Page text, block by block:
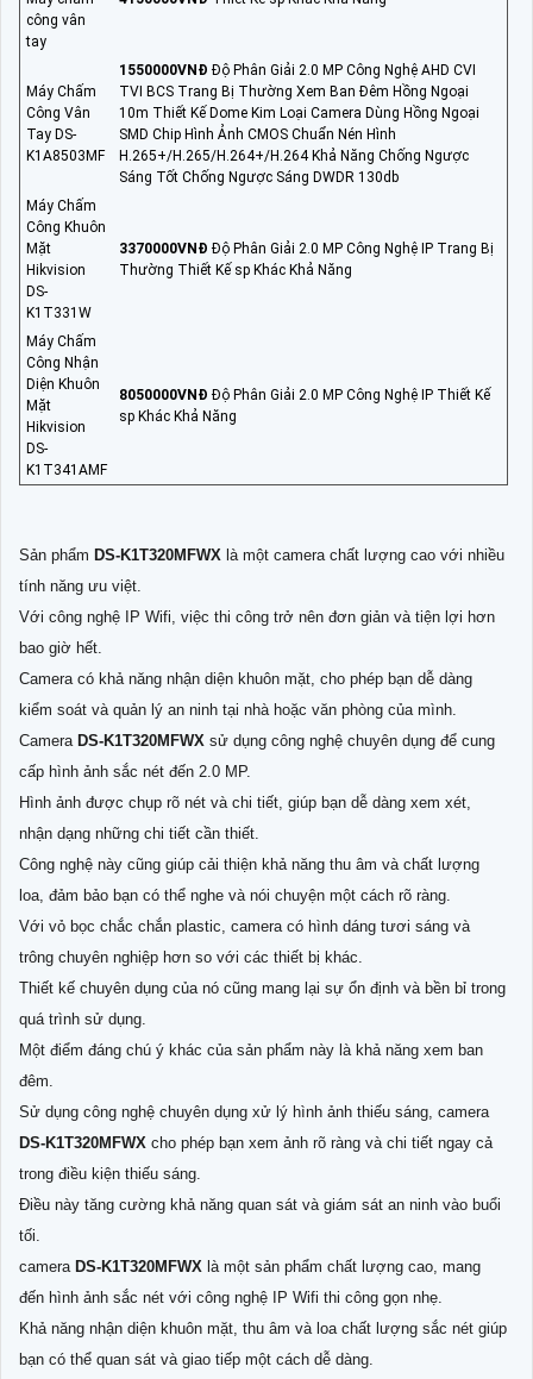
công vân
tay
Máy Chấm
Công Vân
Tay DS-
K1A8503MF
1550000VNÐ Độ Phân Giải 2.0 MP Công Nghệ AHD CVI
TVI BCS Trang Bị Thường Xem Ban Đêm Hồng Ngoại
10m Thiết Kế Dome Kim Loại Camera Dùng Hồng Ngoại
SMD Chip Hình Ảnh CMOS Chuẩn Nén Hình
H.265+/H.265/H.264+/H.264 Khả Năng Chống Ngược
Sáng Tốt Chống Ngược Sáng DWDR 130db
Máy Chấm
Công Khuôn
Mặt
Hikvision
DS-
K1T331W
3370000VNÐ Độ Phân Giải 2.0 MP Công Nghệ IP Trang Bị
Thường Thiết Kế sp Khác Khả Năng
Máy Chấm
Công Nhận
Diện Khuôn
Mặt
Hikvision
DS-
K1T341AMF
8050000VNÐ Độ Phân Giải 2.0 MP Công Nghệ IP Thiết Kế
sp Khác Khả Năng
Sản phẩm DS-K1T320MFWX là một camera chất lượng cao với nhiều
tính năng ưu việt.
Với công nghệ IP Wifi, việc thi công trở nên đơn giản và tiện lợi hơn
bao giờ hết.
Camera có khả năng nhận diện khuôn mặt, cho phép bạn dễ dàng
kiểm soát và quản lý an ninh tại nhà hoặc văn phòng của mình.
Camera DS-K1T320MFWX sử dụng công nghệ chuyên dụng để cung
cấp hình ảnh sắc nét đến 2.0 MP.
Hình ảnh được chụp rõ nét và chi tiết, giúp bạn dễ dàng xem xét,
nhận dạng những chi tiết cần thiết.
Công nghệ này cũng giúp cải thiện khả năng thu âm và chất lượng
loa, đảm bảo bạn có thể nghe và nói chuyện một cách rõ ràng.
Với vỏ bọc chắc chắn plastic, camera có hình dáng tươi sáng và
trông chuyên nghiệp hơn so với các thiết bị khác.
Thiết kế chuyên dụng của nó cũng mang lại sự ổn định và bền bỉ trong
quá trình sử dụng.
Một điểm đáng chú ý khác của sản phẩm này là khả năng xem ban
đêm.
Sử dụng công nghệ chuyên dụng xử lý hình ảnh thiếu sáng, camera
DS-K1T320MFWX cho phép bạn xem ảnh rõ ràng và chi tiết ngay cả
trong điều kiện thiếu sáng.
Điều này tăng cường khả năng quan sát và giám sát an ninh vào buổi
tối.
camera DS-K1T320MFWX là một sản phẩm chất lượng cao, mang
đến hình ảnh sắc nét với công nghệ IP Wifi thi công gọn nhẹ.
Khả năng nhận diện khuôn mặt, thu âm và loa chất lượng sắc nét giúp
bạn có thể quan sát và giao tiếp một cách dễ dàng.